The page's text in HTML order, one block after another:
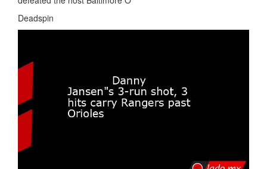
Deadspin